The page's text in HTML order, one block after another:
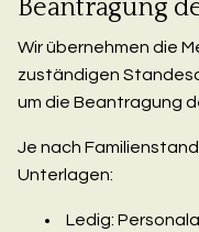
Beantragung
Wir übernehmen die
zuständigen
um die Beantragung
Je nach
Unterlagen:
Ledig: